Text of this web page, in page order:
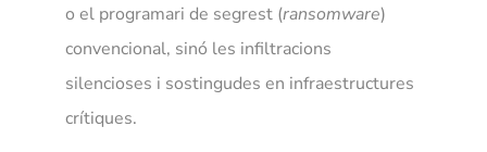
o el programari de segrest (ransomware)
convencional, sinó les infiltracions
silencioses i sostingudes en infraestructures
crítiques.